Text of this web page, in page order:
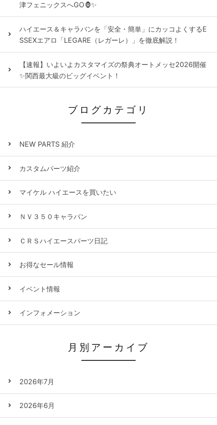
津フェニックスへGO🦍✨
ハイエース＆キャラバンを「安全・簡単」にカッコよくするE
SSEXエアロ「LEGARE（レガーレ）」を徹底解説！
【速報】いよいよカスタマイズの祭典オートメッセ2026開催
✨関西最大級のビッグイベント！
ブログカテゴリ
NEW PARTS 紹介
カスタムパーツ紹介
マイケル ハイエースを買いたい
ＮＶ３５０キャラバン
ＣＲＳハイエースパーツ日記
お得なセール情報
イベント情報
インフォメーション
月別アーカイブ
2026年7月
2026年6月